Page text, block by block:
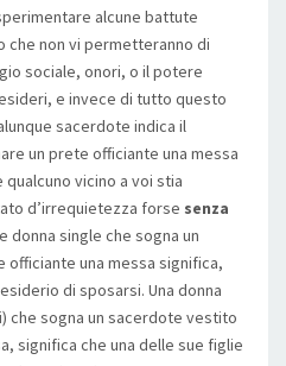
alcune battute
che non vi permetteranno di
sociale, onori, o il potere
e invece di tutto questo
sacerdote indica il
un prete officiante una messa
vicino a voi stia
d’irrequietezza forse senza
donna single che sogna un
una messa significa,
di sposarsi. Una donna
che sogna un sacerdote vestito
significa che una delle sue figlie